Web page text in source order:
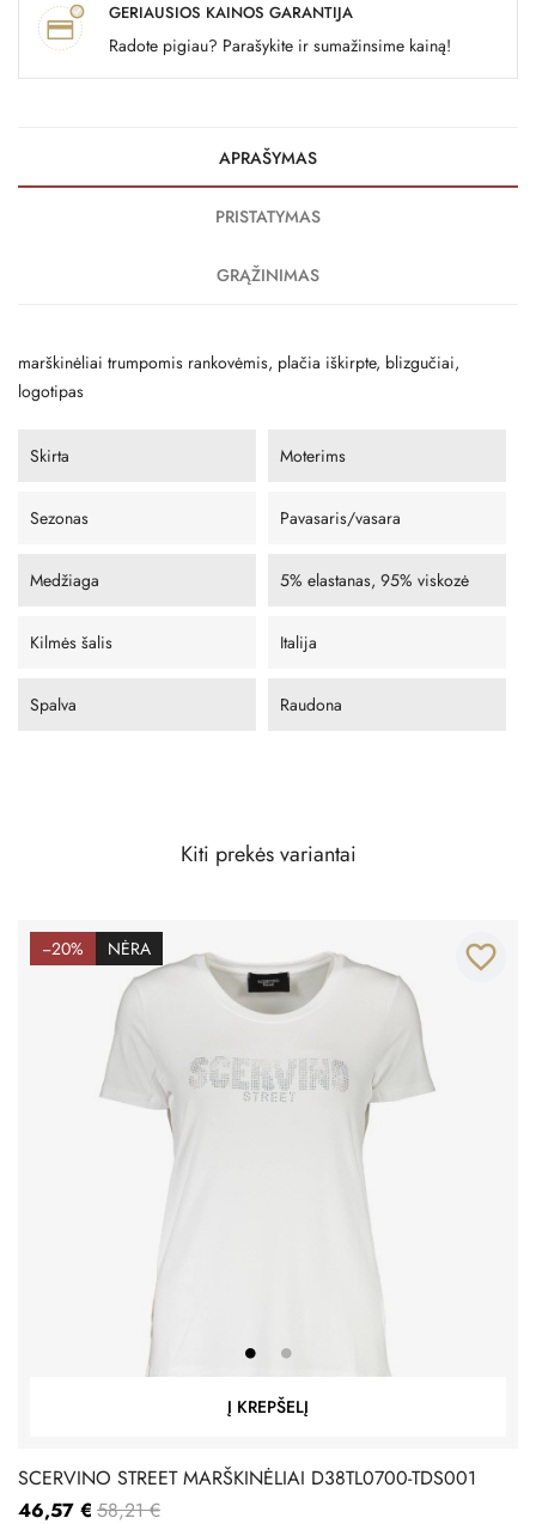
GERIAUSIOS KAINOS GARANTIJA
Radote pigiau? Parašykite ir sumažinsime kainą!
APRAŠYMAS
PRISTATYMAS
GRĄŽINIMAS
marškinėliai trumpomis rankovėmis, plačia iškirpte, blizgučiai,
logotipas
Skirta Moterims
Sezonas Pavasaris/vasara
Medžiaga 5% elastanas, 95% viskozė
Kilmės šalis Italija
Spalva Raudona
Kiti prekės variantai
−20% NĖRA
Į KREPŠELĮ
favorite_border
SCERVINO STREET MARŠKINĖLIAI D38TL0700-TDS001
46,57 € 58,21 €